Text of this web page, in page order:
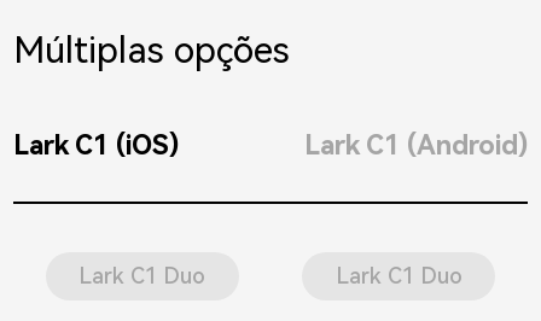
Múltiplas opções
Lark C1 (iOS) Lark C1 (Android)
Lark C1 Duo Lark C1 Duo